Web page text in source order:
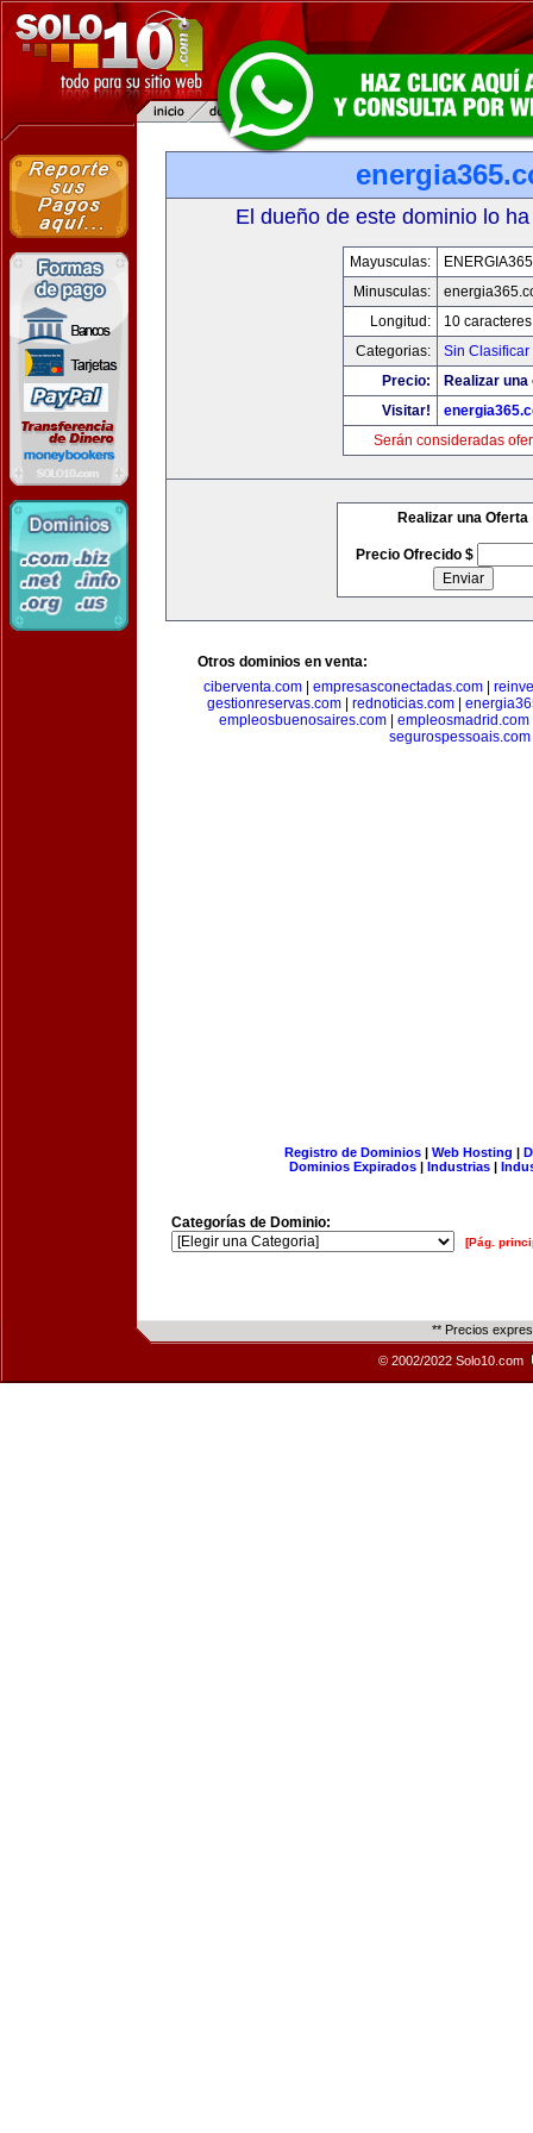
El dueño de este dominio lo
Mayusculas:
Minusculas:
Longitud:
10 caracteres
Categorias:
Sin Clasificar
Precio:
Realizar
Visitar!
Serán consideradas
Realizar una Oferta
Precio Ofrecido $
Otros dominios en venta:
ciberventa.com| empresasconectadas.com|
gestionreservas.com| rednoticias.com|
empleosbuenosaires.com
empleosmadrid.com
segurospessoais.com
Registro de Dominios| Web Hosting |
Dominios Expirados | Industrias |
Categorías de Dominio:
[Pág.
** Precios
© 2002/2022 Solo10.com